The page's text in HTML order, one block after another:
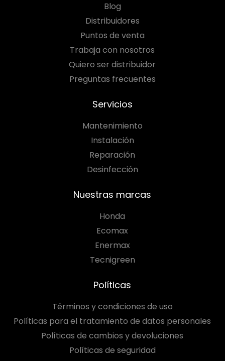
Blog
Distribuidores
Puntos de venta
Trabaja con nosotros
Quiero ser distribuidor
Preguntas frecuentes
Servicios
Mantenimiento
Instalación
Reparación
Desinfección
Nuestras marcas
Honda
Ecomax
Enermax
Tecnigreen
Políticas
Términos y condiciones de uso
Políticas para el tratamiento de datos personales
Políticas de cambios y devoluciones
Políticas de seguridad